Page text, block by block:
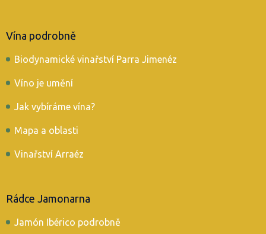
Vína podrobně
Biodynamické vinařství Parra Jimenéz
Víno je umění
Jak vybíráme vína?
Mapa a oblasti
Vinařství Arraéz
Rádce Jamonarna
Jamón Ibérico podrobně